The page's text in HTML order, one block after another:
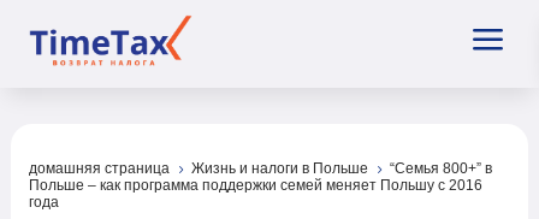
a
домашняя страница 5 Жизнь и налоги в Польше 5 “Семья 800+” в
Польше – как программа поддержки семей меняет Польшу с 2016
года